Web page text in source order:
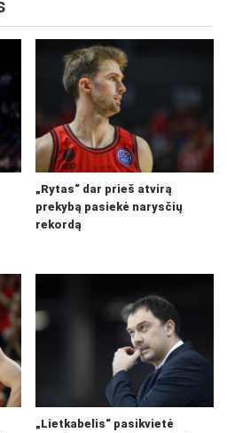
„Rytas“ dar prieš atvirą
prekybą pasiekė narysčių
rekordą
„Lietkabelis“ pasikvietė